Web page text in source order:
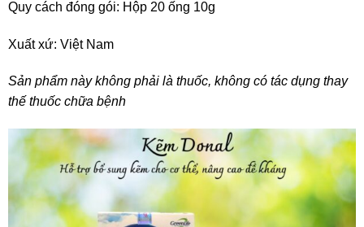
Quy cách đóng gói: Hộp 20 ống 10g
Xuất xứ: Việt Nam
Sản phẩm này không phải là thuốc, không có tác dụng thay
thế thuốc chữa bệnh